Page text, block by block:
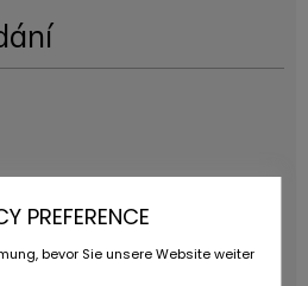
29
PREFERENCE
bevor Sie unsere Website weiter